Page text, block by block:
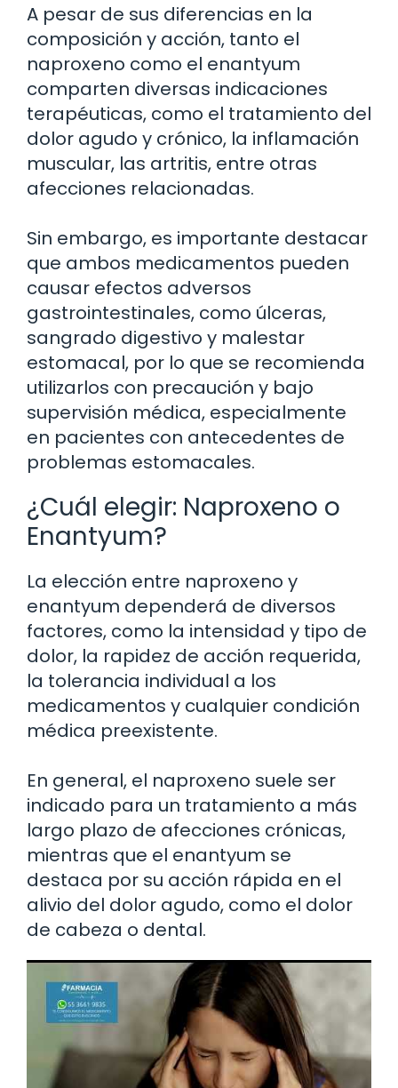
A pesar de sus diferencias en la
composición y acción, tanto el
naproxeno como el enantyum
comparten diversas indicaciones
terapéuticas, como el tratamiento del
dolor agudo y crónico, la inflamación
muscular, las artritis, entre otras
afecciones relacionadas.
Sin embargo, es importante destacar
que ambos medicamentos pueden
causar efectos adversos
gastrointestinales, como úlceras,
sangrado digestivo y malestar
estomacal, por lo que se recomienda
utilizarlos con precaución y bajo
supervisión médica, especialmente
en pacientes con antecedentes de
problemas estomacales.
¿Cuál elegir: Naproxeno o
Enantyum?
La elección entre naproxeno y
enantyum dependerá de diversos
factores, como la intensidad y tipo de
dolor, la rapidez de acción requerida,
la tolerancia individual a los
medicamentos y cualquier condición
médica preexistente.
En general, el naproxeno suele ser
indicado para un tratamiento a más
largo plazo de afecciones crónicas,
mientras que el enantyum se
destaca por su acción rápida en el
alivio del dolor agudo, como el dolor
de cabeza o dental.